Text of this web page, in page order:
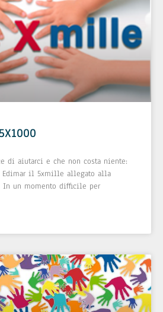
di aiutarci e che non costa niente:
Edimar il 5xmille allegato alla
un momento difficile per